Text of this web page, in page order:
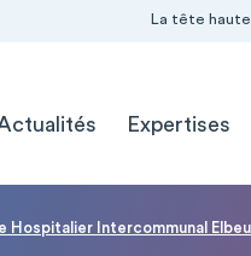
La tête haute
Expertises
Hospitalier Intercommunal